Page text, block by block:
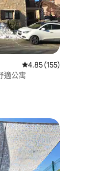
分 5 分）
從 155 則評價中獲得
4.85 (155)
適公寓